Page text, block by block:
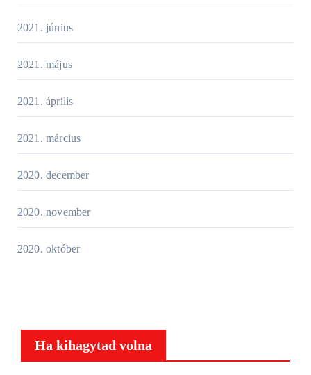
2021. június
2021. május
2021. április
2021. március
2020. december
2020. november
2020. október
Ha kihagytad volna